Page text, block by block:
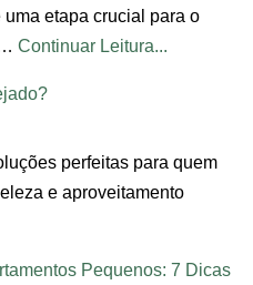
etapa crucial para o
Continuar Leitura...
perfeitas para quem
e aproveitamento
Pequenos: 7 Dicas